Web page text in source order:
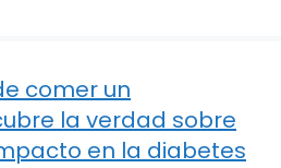
comer un
la verdad sobre
en la diabetes